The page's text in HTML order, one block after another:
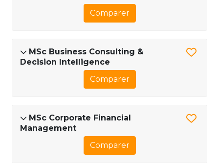
Comparer
MSc Business Consulting &
Decision Intelligence
Comparer
MSc Corporate Financial
Management
Comparer